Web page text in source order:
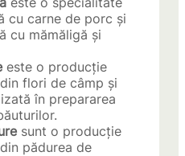
cu carne de porc și
cu mămăligă și
este o producție
flori de câmp și
în prepararea
sunt o producție
pădurea de